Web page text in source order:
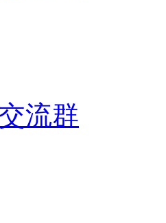
流群